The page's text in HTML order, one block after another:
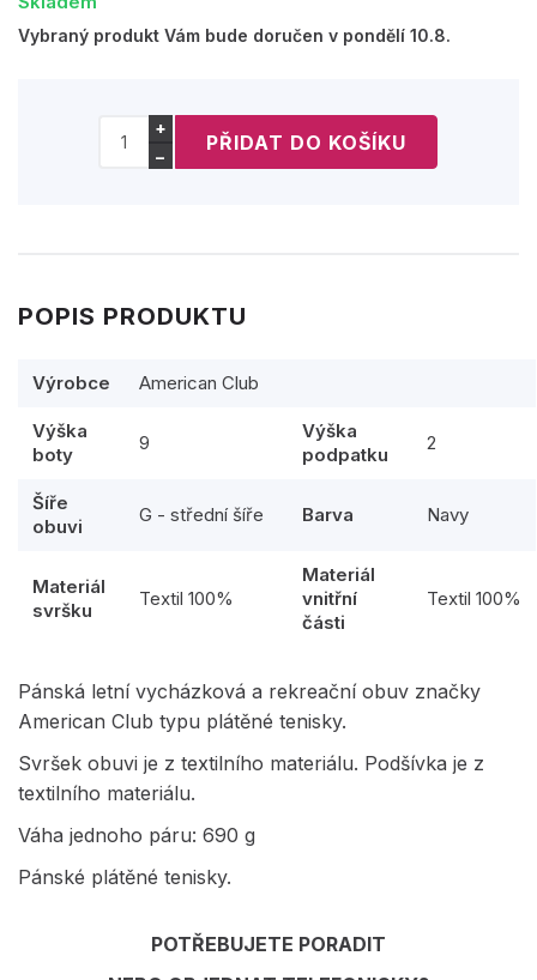
Vybraný produkt Vám bude doručen v pondělí 10.8.
+
−
POPIS PRODUKTU
Výrobce American Club
Výška
boty
9
Výška
podpatku
2
Šíře
obuvi
G - střední šíře Barva Navy
Materiál
svršku
Textil 100%
Materiál
vnitřní
části
Textil 100%
Pánská letní vycházková a rekreační obuv značky
American Club typu plátěné tenisky.
Svršek obuvi je z textilního materiálu. Podšívka je z
textilního materiálu.
Váha jednoho páru: 690 g
Pánské plátěné tenisky.
POTŘEBUJETE PORADIT